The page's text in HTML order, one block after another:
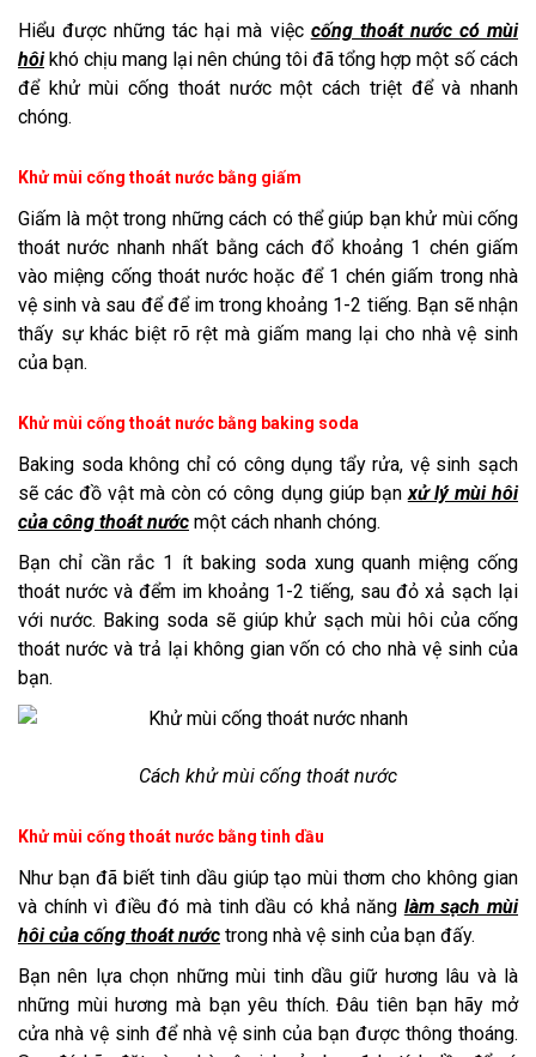
Hiểu được những tác hại mà việc cống thoát nước có mùi
hôi khó chịu mang lại nên chúng tôi đã tổng hợp một số cách
để khử mùi cống thoát nước một cách triệt để và nhanh
chóng.
Khử mùi cống thoát nước bằng giấm
Giấm là một trong những cách có thể giúp bạn khử mùi cống
thoát nước nhanh nhất bằng cách đổ khoảng 1 chén giấm
vào miệng cống thoát nước hoặc để 1 chén giấm trong nhà
vệ sinh và sau để để im trong khoảng 1-2 tiếng. Bạn sẽ nhận
thấy sự khác biệt rõ rệt mà giấm mang lại cho nhà vệ sinh
của bạn.
Khử mùi cống thoát nước bằng baking soda
Baking soda không chỉ có công dụng tẩy rửa, vệ sinh sạch
sẽ các đồ vật mà còn có công dụng giúp bạnxử lý mùi hôi
của công thoát nước một cách nhanh chóng.
Bạn chỉ cần rắc 1 ít baking soda xung quanh miệng cống
thoát nước và đểm im khoảng 1-2 tiếng, sau đỏ xả sạch lại
với nước. Baking soda sẽ giúp khử sạch mùi hôi của cống
thoát nước và trả lại không gian vốn có cho nhà vệ sinh của
bạn.
Cách khử mùi cống thoát nước
Khử mùi cống thoát nước bằng tinh dầu
Như bạn đã biết tinh dầu giúp tạo mùi thơm cho không gian
và chính vì điều đó mà tinh dầu có khả năng làm sạch mùi
hôi của cống thoát nước trong nhà vệ sinh của bạn đấy.
Bạn nên lựa chọn những mùi tinh dầu giữ hương lâu và là
những mùi hương mà bạn yêu thích. Đâu tiên bạn hãy mở
cửa nhà vệ sinh để nhà vệ sinh của bạn được thông thoáng.